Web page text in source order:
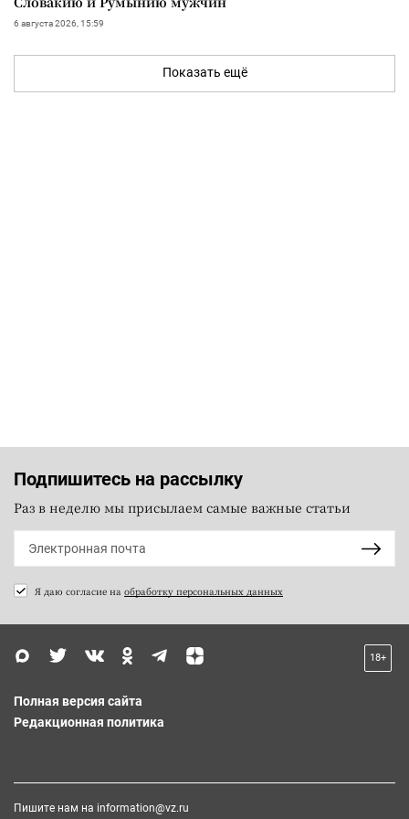
6 августа 2026, 15:59
Показать ещё
Подпишитесь на рассылку
Раз в неделю мы присылаем самые важные статьи
Я даю согласие на обработку персональных данных
18+
Полная версия сайта
Редакционная политика
Пишите нам на information@vz.ru